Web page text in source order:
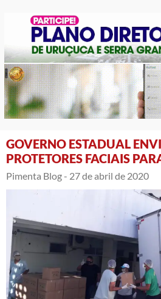
GOVERNO ESTADUAL
PROTETORES FACIAIS
Pimenta Blog - 27 de abril de 2020